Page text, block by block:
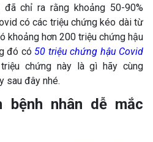
chỉ ra rằng khoảng 50-90%
có các triệu chứng kéo dài từ
khoảng hơn 200 triệu chứng hậu
đó có 50 triệu chứng hậu Covid
chứng này là gì hãy cùng
sau đây nhé.
nhân dễ mắc